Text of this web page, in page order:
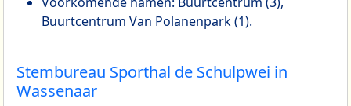
Buurtcentrum Van Polanenpark (1).
Stembureau Sporthal de Schulpwei in
Wassenaar